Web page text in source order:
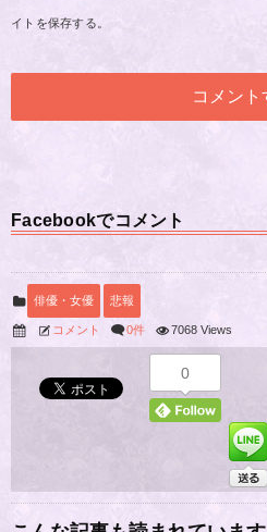
イトを保存する。
Facebookでコメント
俳優・女優 悲報
コメント 0件 7068 Views
0